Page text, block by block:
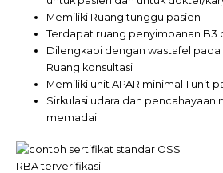
Memiliki Ruang tunggu pasien
Terdapat ruang penyimpanan B3
Dilengkapi dengan wastafel pada
Ruang konsultasi
Memiliki unit APAR minimal 1 unit
Sirkulasi udara dan pencahayaan
memadai